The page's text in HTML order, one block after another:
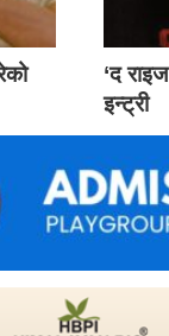
‘द
इन्ट्री